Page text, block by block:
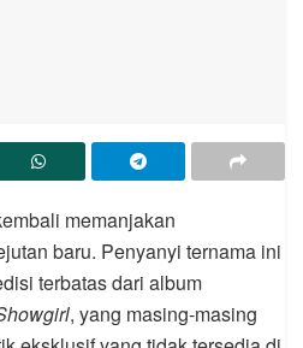
memanjakan
baru. Penyanyi ternama ini
terbatas dari album
, yang masing-masing